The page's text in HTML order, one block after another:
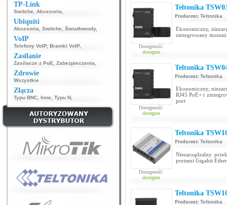
TP-Link
Switche Akcesoria
Ubiquiti
Akcesoria Switche Światłowody,
VoIP
Telefony VoIP, Bramki VoIP,
Zasilanie
Zasilacze z PoE Zabezpieczenia
Zdrowie
Wszystkie
Złącza
Typu BNC Inne Typu N
Dostępność:
dostępne
Teltonika
Producent: Teltonika
Ekonomiczny,
zintegrowany
Dostępność:
dostępne
Teltonika
Producent: Teltonika
Ekonomiczny,
RJ45 PoE+ i
port
Dostępność:
dostępne
Teltonika
Producent: Teltonika
Niezarządzalny
portami Gigabit
Teltonika
Producent: Teltonika